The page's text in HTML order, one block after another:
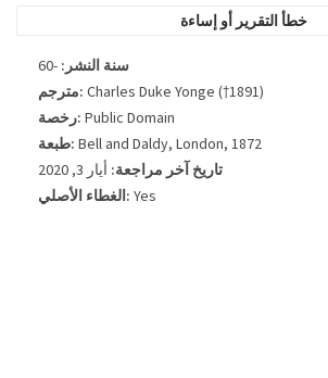
خطأ التقرير أو إساءة
سنة النشر: -60
مترجم: Charles Duke Yonge (†1891)
رخصة: Public Domain
طبعة: Bell and Daldy, London, 1872
تاريخ آخر مراجعة: أيار 3, 2020
الغطاء الأصلي: Yes